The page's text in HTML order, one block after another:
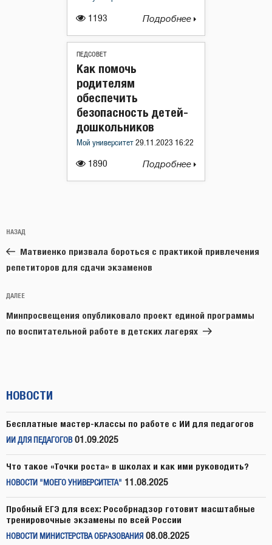
1193 Подробнее
ПЕДСОВЕТ
1890
Как помочь
родителям
обеспечить
безопасность детей-
дошкольников
Мой университет 29.11.2023 16:22
Подробнее
по
записям
Предыдущая
запись:
НАЗАД
Матвиенко призвала бороться с практикой привлечения
репетиторов для сдачи экзаменов
Следующая
запись
ДАЛЕЕ
Минпросвещения опубликовало проект единой программы
по воспитательной работе в детских лагерях
НОВОСТИ
Бесплатные мастер-классы по работе с ИИ для педагогов
ИИ ДЛЯ ПЕДАГОГОВ 01.09.2025
Что такое «Точки роста» в школах и как ими руководить?
НОВОСТИ "МОЕГО УНИВЕРСИТЕТА" 11.08.2025
Пробный ЕГЭ для всех: Рособрнадзор готовит масштабные
тренировочные экзамены по всей России
НОВОСТИ МИНИСТЕРСТВА ОБРАЗОВАНИЯ 08.08.2025